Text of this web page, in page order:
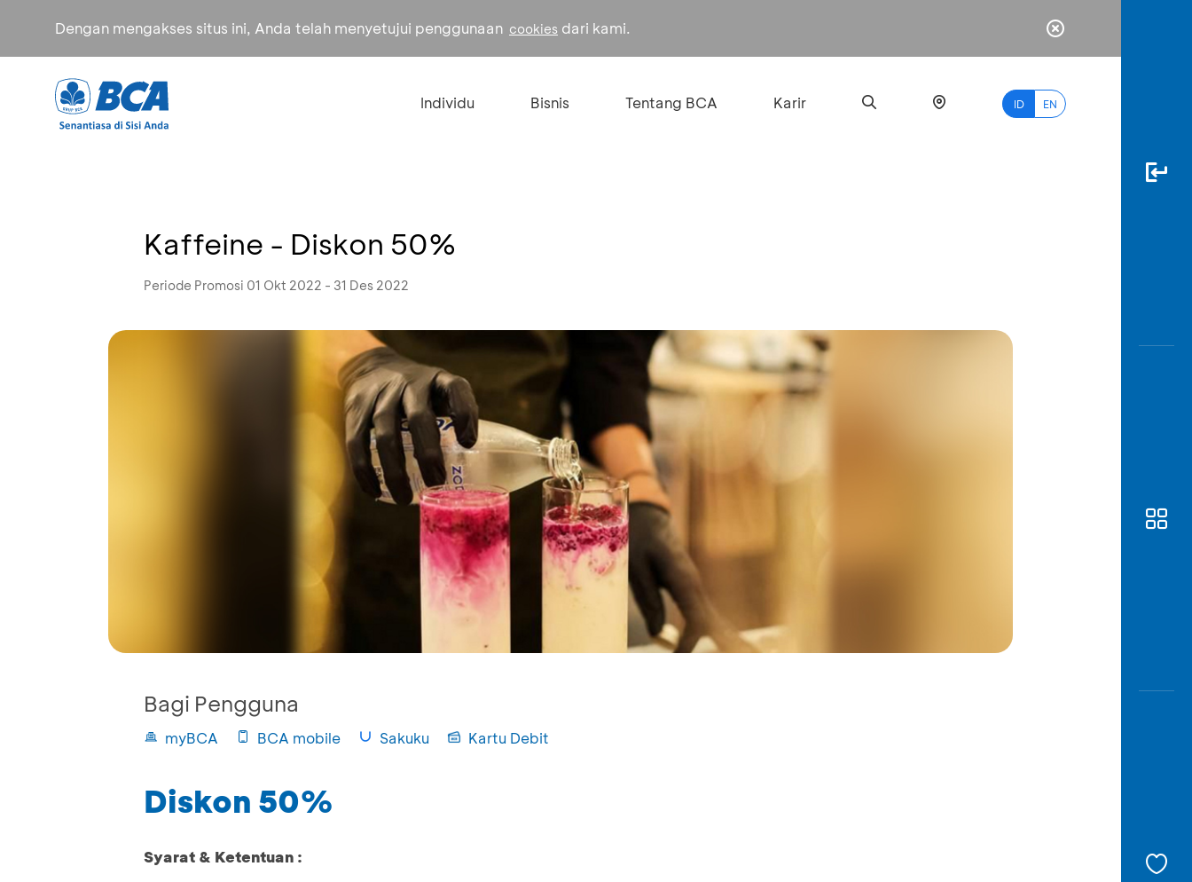
Dengan mengakses situs ini, Anda telah menyetujui penggunaan cookies dari kami.
Individu Bisnis Tentang BCA Karir ID EN
Kaffeine - Diskon 50%
Periode Promosi 01 Okt 2022 - 31 Des 2022
Bagi Pengguna
myBCA BCA mobile Sakuku Kartu Debit
Diskon 50%
Syarat & Ketentuan :